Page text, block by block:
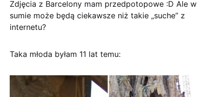
Zdjęcia z Barcelony mam przedpotopowe :D Ale w
sumie może będą ciekawsze niż takie „suche” z
internetu?
Taka młoda byłam 11 lat temu: